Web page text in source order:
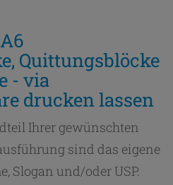
Quittungsblöcke
- via
drucken lassen
Ihrer gewünschten
sind das eigene
Slogan und/oder USP.